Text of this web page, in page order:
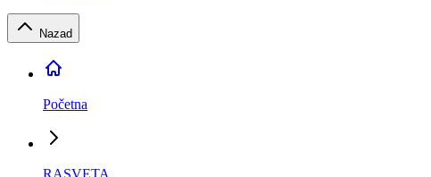
Nazad
Početna